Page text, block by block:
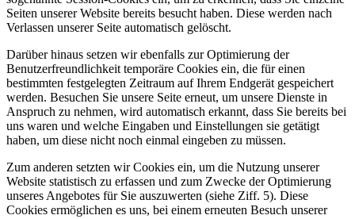
Seiten unserer Website bereits besucht haben. Diese werden nach
Verlassen unserer Seite automatisch gelöscht.
Darüber hinaus setzen wir ebenfalls zur Optimierung der
Benutzerfreundlichkeit temporäre Cookies ein, die für einen
bestimmten festgelegten Zeitraum auf Ihrem Endgerät gespeichert
werden. Besuchen Sie unsere Seite erneut, um unsere Dienste in
Anspruch zu nehmen, wird automatisch erkannt, dass Sie bereits bei
uns waren und welche Eingaben und Einstellungen sie getätigt
haben, um diese nicht noch einmal eingeben zu müssen.
Zum anderen setzten wir Cookies ein, um die Nutzung unserer
Website statistisch zu erfassen und zum Zwecke der Optimierung
unseres Angebotes für Sie auszuwerten (siehe Ziff. 5). Diese
Cookies ermöglichen es uns, bei einem erneuten Besuch unserer